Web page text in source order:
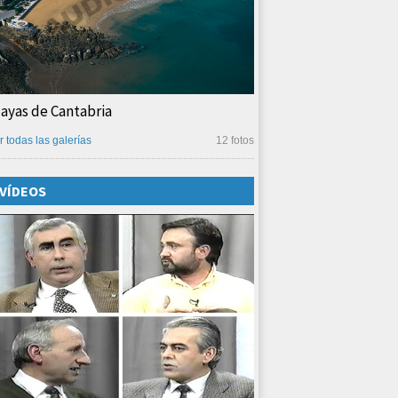
de Cantabria
12 fotos
todas las galerías
VÍDEOS